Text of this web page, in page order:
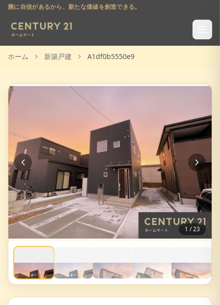
腕に自信があるから、新たな価値を創造できる。
ホーム 新築戸建 A1df0b5550e9
1 /23